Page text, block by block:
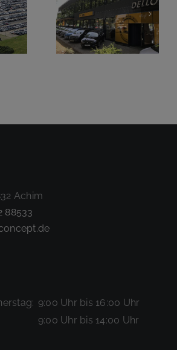
Achim
88533
9:00 Uhr bis 16:00 Uhr
9:00 Uhr bis 14:00 Uhr